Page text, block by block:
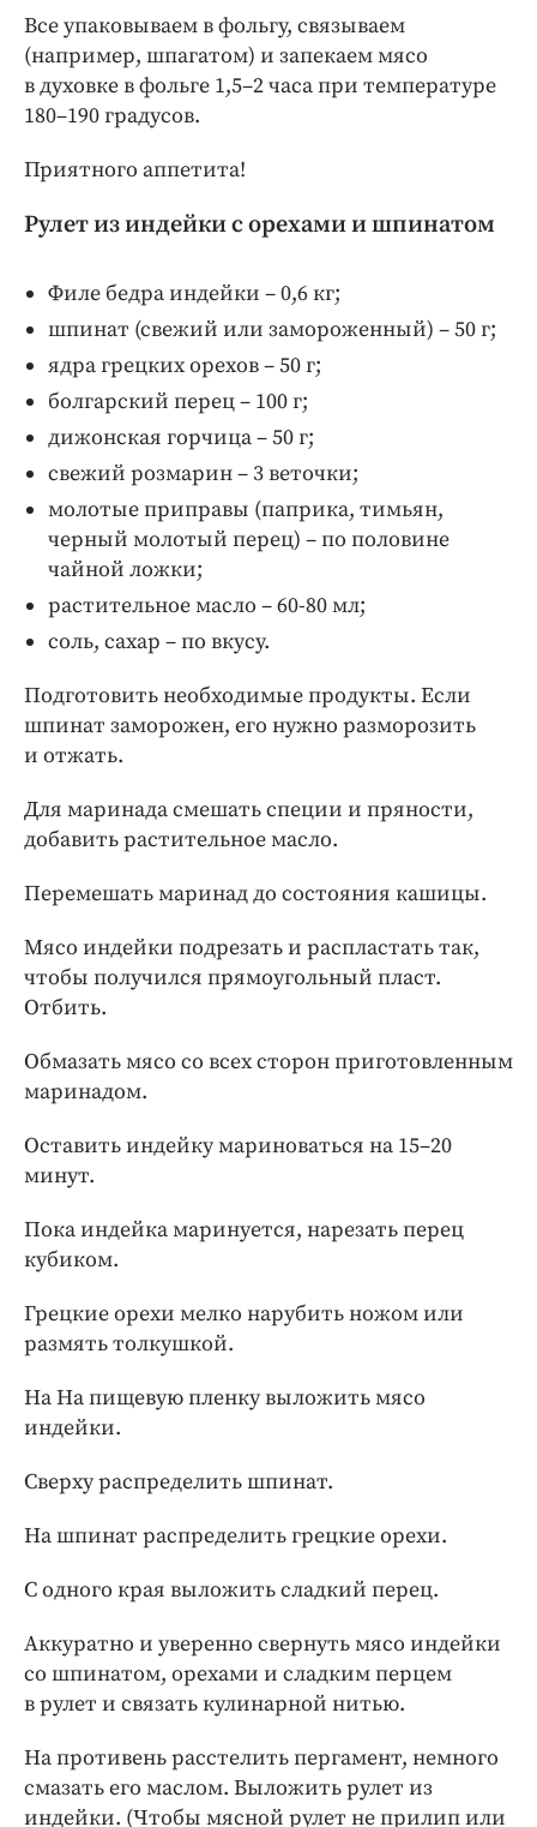
Все упаковываем в фольгу, связываем
(например, шпагатом) и запекаем мясо
в духовке в фольге 1,5–2 часа при температуре
180–190 градусов.
Приятного аппетита!
Рулет из индейки с орехами и шпинатом
Филе бедра индейки – 0,6 кг;
шпинат (свежий или замороженный) – 50 г;
ядра грецких орехов – 50 г;
болгарский перец – 100 г;
дижонская горчица – 50 г;
свежий розмарин – 3 веточки;
молотые приправы (паприка, тимьян,
черный молотый перец) – по половине
чайной ложки;
растительное масло – 60-80 мл;
соль, сахар – по вкусу.
Подготовить необходимые продукты. Если
шпинат заморожен, его нужно разморозить
и отжать.
Для маринада смешать специи и пряности,
добавить растительное масло.
Перемешать маринад до состояния кашицы.
Мясо индейки подрезать и распластать так,
чтобы получился прямоугольный пласт.
Отбить.
Обмазать мясо со всех сторон приготовленным
маринадом.
Оставить индейку мариноваться на 15–20
минут.
Пока индейка маринуется, нарезать перец
кубиком.
Грецкие орехи мелко нарубить ножом или
размять толкушкой.
На На пищевую пленку выложить мясо
индейки.
Сверху распределить шпинат.
На шпинат распределить грецкие орехи.
С одного края выложить сладкий перец.
Аккуратно и уверенно свернуть мясо индейки
со шпинатом, орехами и сладким перцем
в рулет и связать кулинарной нитью.
На противень расстелить пергамент, немного
смазать его маслом. Выложить рулет из
индейки. (Чтобы мясной рулет не прилип или